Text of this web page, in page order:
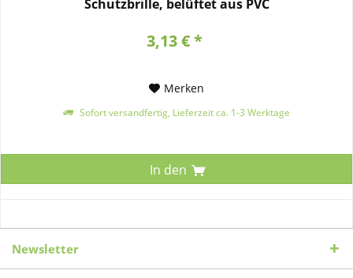
Schutzbrille, belüftet aus PVC
3,13 € *
Merken
Sofort versandfertig, Lieferzeit ca. 1-3 Werktage
In den
Newsletter